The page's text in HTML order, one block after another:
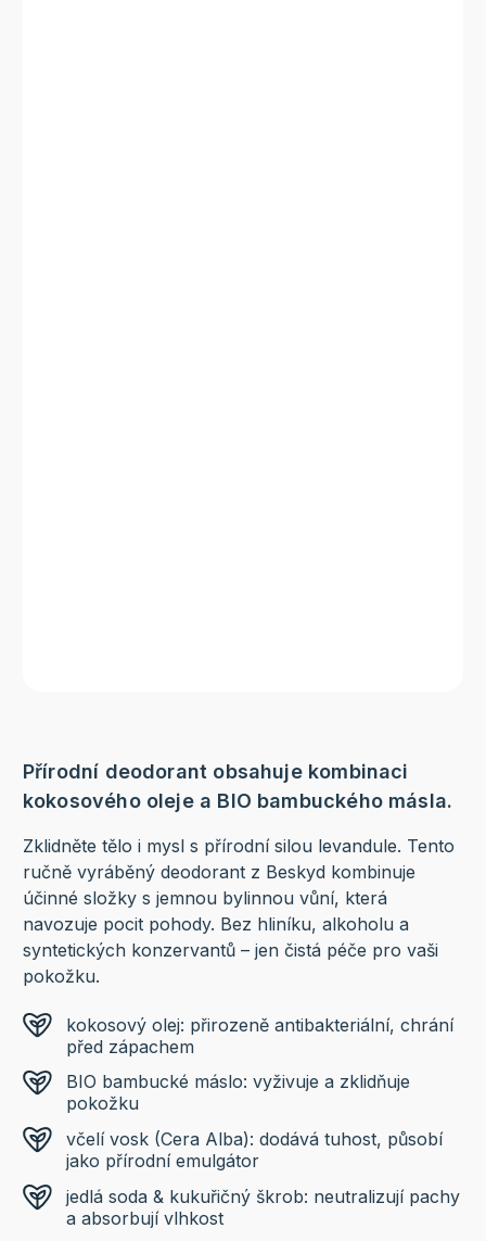
Přírodní deodorant obsahuje kombinaci
kokosového oleje a BIO bambuckého másla.
Zklidněte tělo i mysl s přírodní silou levandule. Tento
ručně vyráběný deodorant z Beskyd kombinuje
účinné složky s jemnou bylinnou vůní, která
navozuje pocit pohody. Bez hliníku, alkoholu a
syntetických konzervantů – jen čistá péče pro vaši
pokožku.
kokosový olej: přirozeně antibakteriální, chrání
před zápachem
BIO bambucké máslo: vyživuje a zklidňuje
pokožku
včelí vosk (Cera Alba): dodává tuhost, působí
jako přírodní emulgátor
jedlá soda & kukuřičný škrob: neutralizují pachy
a absorbují vlhkost